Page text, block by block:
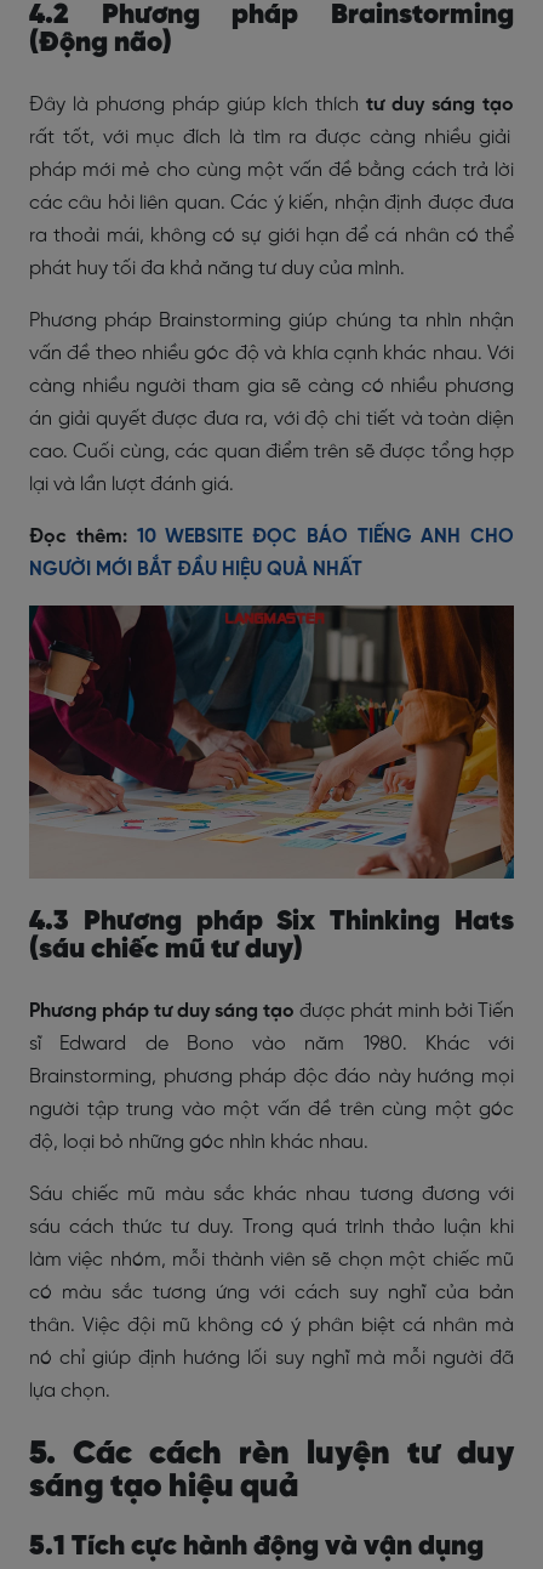
4.2 Phương pháp Brainstorming
(Động não)
Đây là phương pháp giúp kích thích tư duy sáng tạo
rất tốt, với mục đích là tìm ra được càng nhiều giải
pháp mới mẻ cho cùng một vấn đề bằng cách trả lời
các câu hỏi liên quan. Các ý kiến, nhận định được đưa
ra thoải mái, không có sự giới hạn để cá nhân có thể
phát huy tối đa khả năng tư duy của mình.
Phương pháp Brainstorming giúp chúng ta nhìn nhận
vấn đề theo nhiều góc độ và khía cạnh khác nhau. Với
càng nhiều người tham gia sẽ càng có nhiều phương
án giải quyết được đưa ra, với độ chi tiết và toàn diện
cao. Cuối cùng, các quan điểm trên ​​sẽ được tổng hợp
lại và lần lượt đánh giá.
Đọc thêm: 10 WEBSITE ĐỌC BÁO TIẾNG ANH CHO
NGƯỜI MỚI BẮT ĐẦU HIỆU QUẢ NHẤT
4.3 Phương pháp Six Thinking Hats
(sáu chiếc mũ tư duy)
Phương pháp tư duy sáng tạo được phát minh bởi Tiến
sĩ Edward de Bono vào năm 1980. Khác với
Brainstorming, phương pháp độc đáo này hướng mọi
người tập trung vào một vấn đề trên cùng một góc
độ, loại bỏ những góc nhìn khác nhau.
Sáu chiếc mũ màu sắc khác nhau tương đương với
sáu cách thức tư duy. Trong quá trình thảo luận khi
làm việc nhóm, mỗi thành viên sẽ chọn một chiếc mũ
có màu sắc tương ứng với cách suy nghĩ của bản
thân. Việc đội mũ không có ý phân biệt cá nhân mà
nó chỉ giúp định hướng lối suy nghĩ mà mỗi người đã
lựa chọn.
5. Các cách rèn luyện tư duy
sáng tạo hiệu quả
5.1 Tích cực hành động và vận dụng